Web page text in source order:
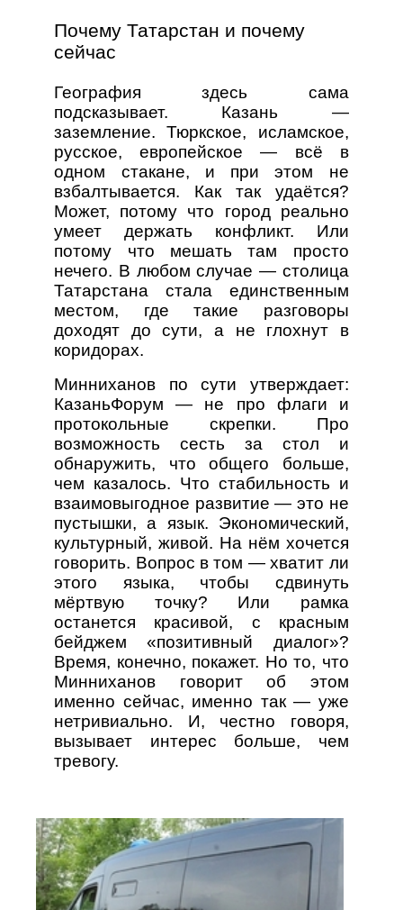
Почему Татарстан и почему
сейчас
География здесь сама
подсказывает. Казань —
заземление. Тюркское, исламское,
русское, европейское — всё в
одном стакане, и при этом не
взбалтывается. Как так удаётся?
Может, потому что город реально
умеет держать конфликт. Или
потому что мешать там просто
нечего. В любом случае — столица
Татарстана стала единственным
местом, где такие разговоры
доходят до сути, а не глохнут в
коридорах.
Минниханов по сути утверждает:
КазаньФорум — не про флаги и
протокольные скрепки. Про
возможность сесть за стол и
обнаружить, что общего больше,
чем казалось. Что стабильность и
взаимовыгодное развитие — это не
пустышки, а язык. Экономический,
культурный, живой. На нём хочется
говорить. Вопрос в том — хватит ли
этого языка, чтобы сдвинуть
мёртвую точку? Или рамка
останется красивой, с красным
бейджем «позитивный диалог»?
Время, конечно, покажет. Но то, что
Минниханов говорит об этом
именно сейчас, именно так — уже
нетривиально. И, честно говоря,
вызывает интерес больше, чем
тревогу.